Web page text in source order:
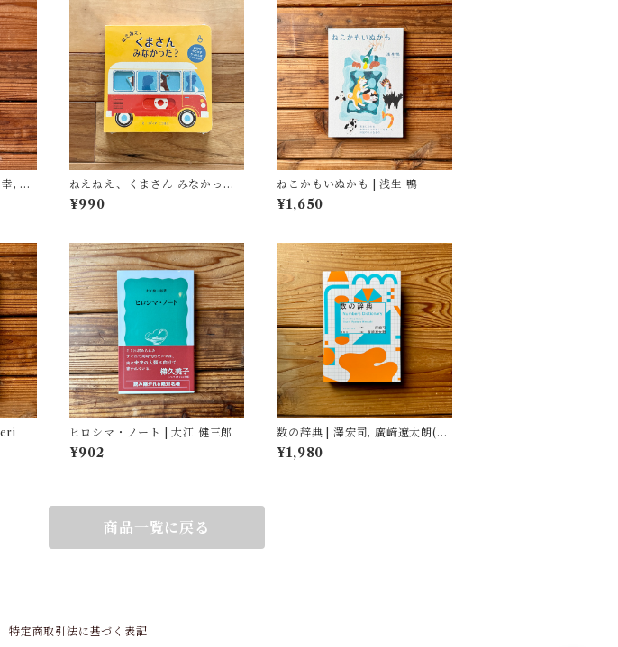
ねえねえ、くまさん みなかっ
た？ | リディア・ニコルズ(絵),
みた かよこ(訳)
¥990
ねこかもいぬかも | 浅生 鴨
¥1,650
ヒロシマ・ノート | 大江 健三郎
¥902
数の辞典 | 澤宏司, 廣﨑遼太朗(イ
ラスト)
¥1,980
商品一覧に戻る
特定商取引法に基づく表記